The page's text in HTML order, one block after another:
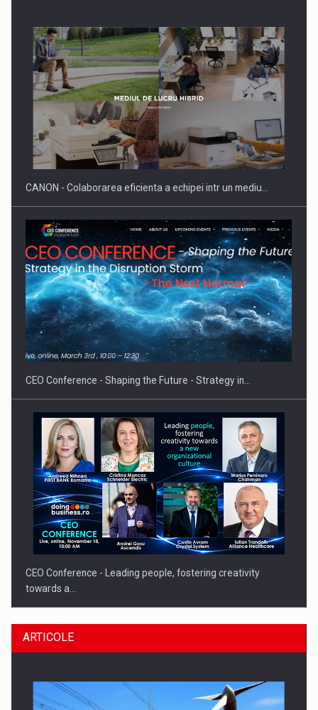
SAPTE PERSONALITATI DIN MEDIUL DE AFACERI, ACADEMIC
SI INSTITUTIONAL…
Hard Enduro Piatra Craiului 2026, fueled by benzinariile RO…
CANON - Colaborarea eficienta a echipei intr un mediu…
CEO Conference - Shaping the Future - Strategy in…
CEO Conference - Leading people, fostering creativity
towards a…
ARTICOLE